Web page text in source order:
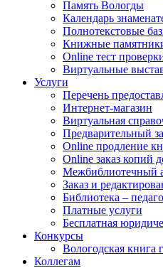
Память Вологды
Календарь
Полнотекстовые
Книжные
Online тест
Виртуальные
Услуги
Перечень
Интернет-магазин
Виртуальная
Предварительный
Online продление
Online заказ копий
Межбиблиотечный
Заказ и
Библиотека –
Платные услуги
Бесплатная
Конкурсы
Вологодская книга
Коллегам